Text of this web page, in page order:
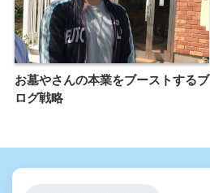
お墓やさんの本業をブーストするブ
ログ戦略